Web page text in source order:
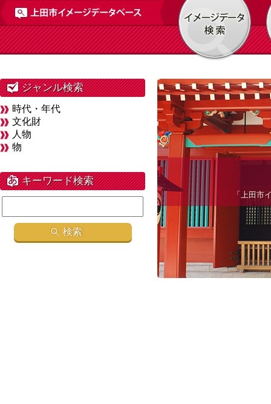
ジャンル検索
時代・年代
文化財
人物
物
キーワード検索
検索
「上田市